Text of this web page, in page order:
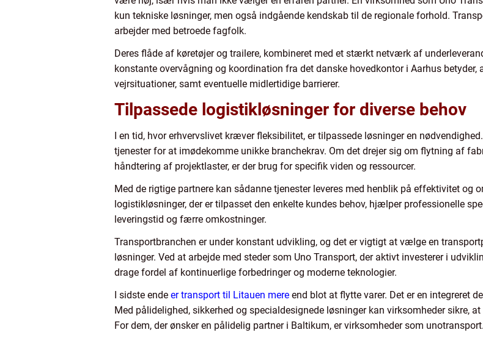
kun tekniske løsninger, men også indgående kendskab til de regionale forhold.
arbejder med betroede fagfolk.
Deres flåde af køretøjer og trailere, kombineret med et stærkt netværk af
konstante overvågning og koordination fra det danske hovedkontor i Aarhus betyder,
vejrsituationer, samt eventuelle midlertidige barrierer.
Tilpassede logistikløsninger for diverse behov
I en tid, hvor erhvervslivet kræver fleksibilitet, er tilpassede løsninger en
tjenester for at imødekomme unikke branchekrav. Om det drejer sig om flytning af
håndtering af projektlaster, er der brug for specifik viden og ressourcer.
Med de rigtige partnere kan sådanne tjenester leveres med henblik på effektivitet og
logistikløsninger, der er tilpasset den enkelte kundes behov, hjælper professionelle
leveringstid og færre omkostninger.
Transportbranchen er under konstant udvikling, og det er vigtigt at vælge en
løsninger. Ved at arbejde med steder som Uno Transport, der aktivt investerer i
drage fordel af kontinuerlige forbedringer og moderne teknologier.
I sidste ende er transport til Litauen mere end blot at flytte varer. Det er en integreret
Med pålidelighed, sikkerhed og specialdesignede løsninger kan virksomheder sikre,
For dem, der ønsker en pålidelig partner i Baltikum, er virksomheder som